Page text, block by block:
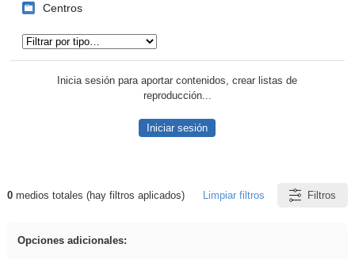
Centros
Inicia sesión para aportar contenidos, crear listas de
reproducción...
Iniciar sesión
Resultados de: Eventos
0medios totales (hay filtros aplicados) Limpiar filtros Filtros
Opciones adicionales: